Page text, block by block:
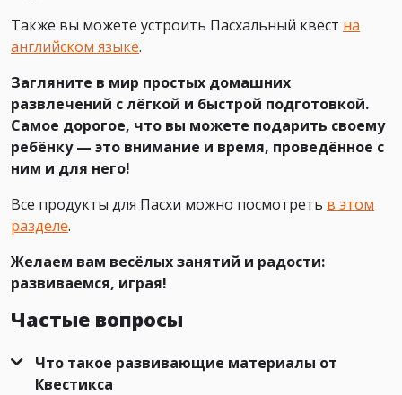
Также вы можете устроить Пасхальный квест на
английском языке.
Загляните в мир простых домашних
развлечений с лёгкой и быстрой подготовкой.
Самое дорогое, что вы можете подарить своему
ребёнку — это внимание и время, проведённое с
ним и для него!
Все продукты для Пасхи можно посмотреть в этом
разделе.
Желаем вам весёлых занятий и радости:
развиваемся, играя!
Частые вопросы
Что такое развивающие материалы от
Квестикса